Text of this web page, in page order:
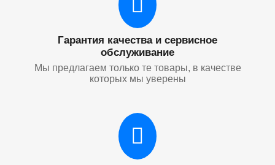
Гарантия качества и сервисное
обслуживание
Мы предлагаем только те товары, в качестве
которых мы уверены